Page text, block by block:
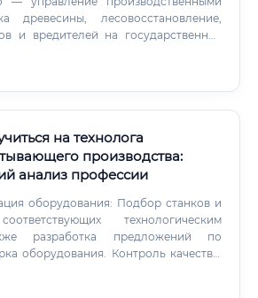
древесины, лесовосстановление,
и вредителей на государственных
и пригородными лесами,
на технолога
производства:
анализ профессии
оборудования: Подбор станков и
технологическим
разработка предложений по
оборудования. Контроль качества:
дисциплины на всех этапах